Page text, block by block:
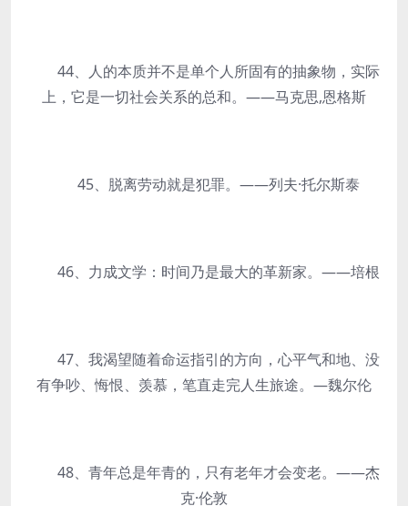
44、人的本质并不是单个人所固有的抽象物，实际
上，它是一切社会关系的总和。——马克思,恩格斯
45、脱离劳动就是犯罪。——列夫·托尔斯泰
46、力成文学：时间乃是最大的革新家。——培根
47、我渴望随着命运指引的方向，心平气和地、没
有争吵、悔恨、羡慕，笔直走完人生旅途。—魏尔伦
48、青年总是年青的，只有老年才会变老。——杰
克·伦敦